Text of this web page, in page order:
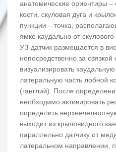
анатомические ориентиры –
кости, скуловая дуга и
пункции – точка,
ямке каудально от
УЗ-датчик размещается в
непосредственно за
визуализировать
латеральную часть лобной
(ганглий). После
необходимо активировать
определить
выходит из крыловидного
параллельно датчику от
латеральном направлении,